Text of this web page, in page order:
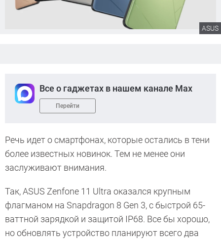
ASUS
Все о гаджетах в нашем канале Max
Перейти
Речь идет о смартфонах, которые остались в тени
более известных новинок. Тем не менее они
заслуживают внимания.
Так, ASUS Zenfone 11 Ultra оказался крупным
флагманом на Snapdragon 8 Gen 3, с быстрой 65-
ваттной зарядкой и защитой IP68. Все бы хорошо,
но обновлять устройство планируют всего два